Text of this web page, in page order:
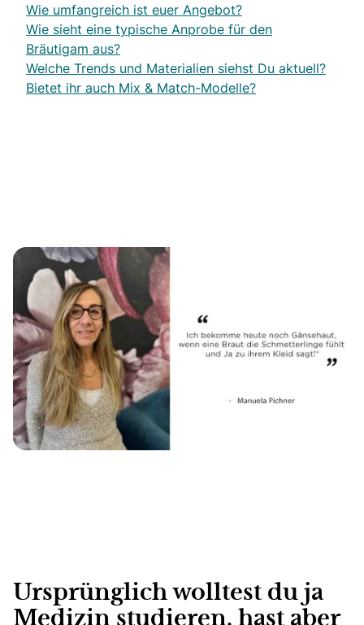
Wie umfangreich ist euer Angebot?
Wie sieht eine typische Anprobe für den
Bräutigam aus?
Welche Trends und Materialien siehst Du aktuell?
Bietet ihr auch Mix & Match-Modelle?
Ursprünglich wolltest du ja
Medizin studieren, hast aber